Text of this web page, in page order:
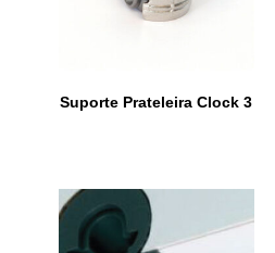
Suporte Prateleira Clock 3